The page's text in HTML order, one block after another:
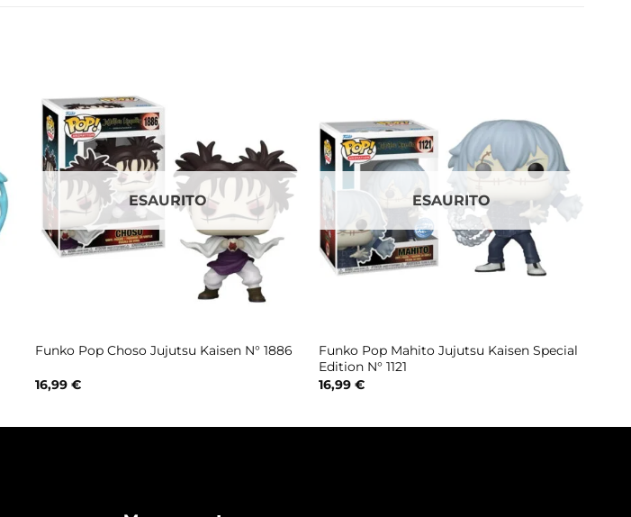
ESAURITO
Funko Pop Choso Jujutsu Kaisen N° 1886
16,99 €
ESAURITO
Funko Pop Mahito Jujutsu Kaisen Special
Edition N° 1121
16,99 €